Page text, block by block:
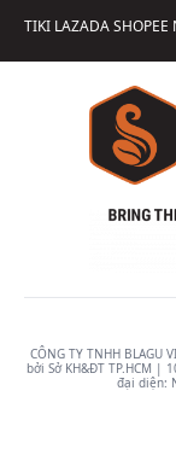
TIKI LAZADASHOPEE
CÔNG TY TNHH
bởi Sở KH&ĐT TP.HCM |
đại diện: